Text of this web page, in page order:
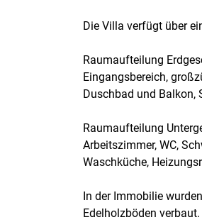
Die Villa verfügt über
Raumaufteilung
Eingangsbereich,
Duschbad und Balkon,
Raumaufteilung
Arbeitszimmer, WC,
Waschküche,
In der Immobilie
Edelholzböden